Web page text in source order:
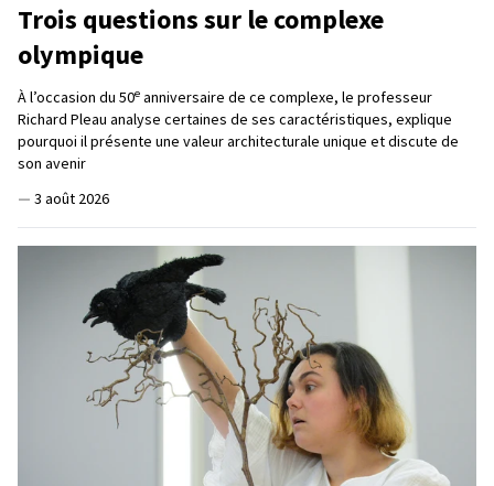
Trois questions sur le complexe
olympique
À l’occasion du 50e anniversaire de ce complexe, le professeur
Richard Pleau analyse certaines de ses caractéristiques, explique
pourquoi il présente une valeur architecturale unique et discute de
son avenir
— 3 août 2026